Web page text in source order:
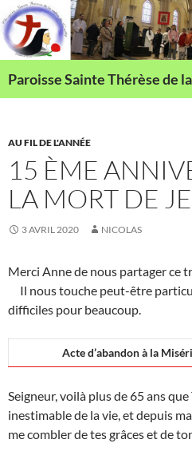
Aller
au
contenu
AU FIL DE L'ANNÉE
15 ÈME
LA MORT DE
3 AVRIL 2020 NICOLAS
Merci Anne de nous partager ce
Il nous touche peut-être
difficiles pour beaucoup.
Acte d’abandon à la
Seigneur, voilà plus de 65 ans que
inestimable de la vie, et depuis ma
me combler de tes grâces et de